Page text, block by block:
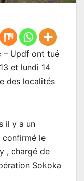
– Updf ont tué
et lundi 14
des localités
il y a un
le
, chargé de
Sokoka